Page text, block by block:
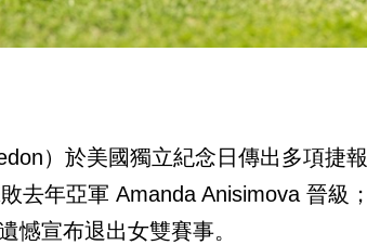
）於美國獨立紀念日傳出多項捷
去年亞軍 Amanda Anisimova 晉級
憾宣布退出女雙賽事。